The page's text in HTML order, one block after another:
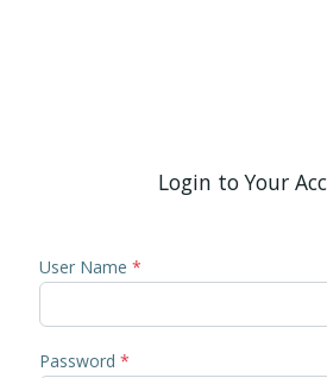
Login to Your
User Name *
Password *